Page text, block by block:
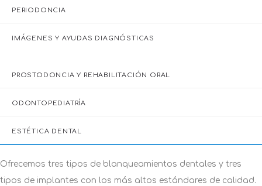
PERIODONCIA
IMÁGENES Y AYUDAS DIAGNÓSTICAS
PROSTODONCIA Y REHABILITACIÓN ORAL
ODONTOPEDIATRÍA
ESTÉTICA DENTAL
Ofrecemos tres tipos de blanqueamientos dentales y tres
tipos de implantes con los más altos estándares de calidad.